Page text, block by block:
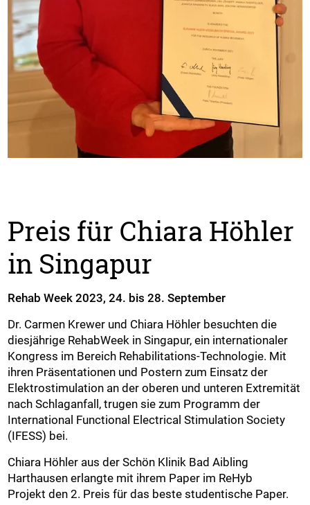
Preis für Chiara Höhler
in Singapur
Rehab Week 2023, 24. bis 28. September
Dr. Carmen Krewer und Chiara Höhler besuchten die
diesjährige RehabWeek in Singapur, ein internationaler
Kongress im Bereich Rehabilitations-Technologie. Mit
ihren Präsentationen und Postern zum Einsatz der
Elektrostimulation an der oberen und unteren Extremität
nach Schlaganfall, trugen sie zum Programm der
International Functional Electrical Stimulation Society
(IFESS) bei.
Chiara Höhler aus der Schön Klinik Bad Aibling
Harthausen erlangte mit ihrem Paper im ReHyb
Projekt den 2. Preis für das beste studentische Paper.